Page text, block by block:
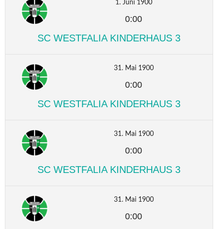
1. Juni 1900
0:00
SC WESTFALIA KINDERHAUS 3
31. Mai 1900
0:00
SC WESTFALIA KINDERHAUS 3
31. Mai 1900
0:00
SC WESTFALIA KINDERHAUS 3
31. Mai 1900
0:00